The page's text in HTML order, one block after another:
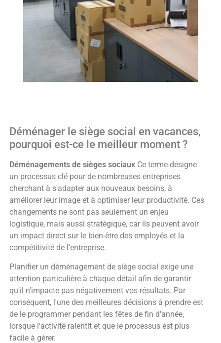
Déménager le siège social en vacances,
pourquoi est-ce le meilleur moment ?
Déménagements de sièges sociauxCe terme désigne
un processus clé pour de nombreuses entreprises
cherchant à s'adapter aux nouveaux besoins, à
améliorer leur image et à optimiser leur productivité. Ces
changements ne sont pas seulement un enjeu
logistique, mais aussi stratégique, car ils peuvent avoir
un impact direct sur le bien-être des employés et la
compétitivité de l'entreprise.
Planifier un déménagement de siège social exige une
attention particulière à chaque détail afin de garantir
qu'il n'impacte pas négativement vos résultats. Par
conséquent, l'une des meilleures décisions à prendre est
de le programmer pendant les fêtes de fin d'année,
lorsque l'activité ralentit et que le processus est plus
facile à gérer.